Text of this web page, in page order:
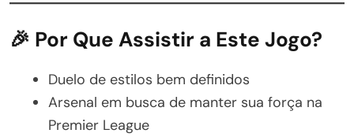
🎉 Por Que Assistir a Este Jogo?
Duelo de estilos bem definidos
Arsenal em busca de manter sua força na
Premier League